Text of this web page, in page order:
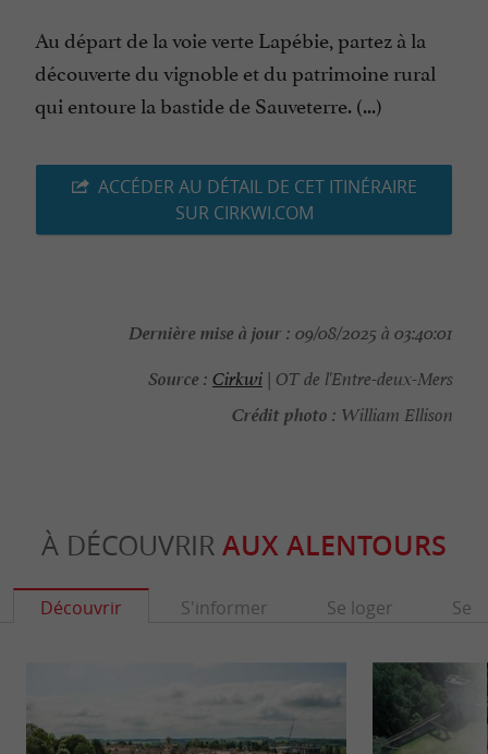
Au départ de la voie verte Lapébie, partez à la
découverte du vignoble et du patrimoine rural
qui entoure la bastide de Sauveterre. (...)
ACCÉDER AU DÉTAIL DE CET ITINÉRAIRE
SUR CIRKWI.COM
Dernière mise à jour : 09/08/2025 à 03:40:01
Source : Cirkwi | OT de l'Entre-deux-Mers
Crédit photo : William Ellison
À DÉCOUVRIR AUX ALENTOURS
Découvrir S'informer Se loger Se